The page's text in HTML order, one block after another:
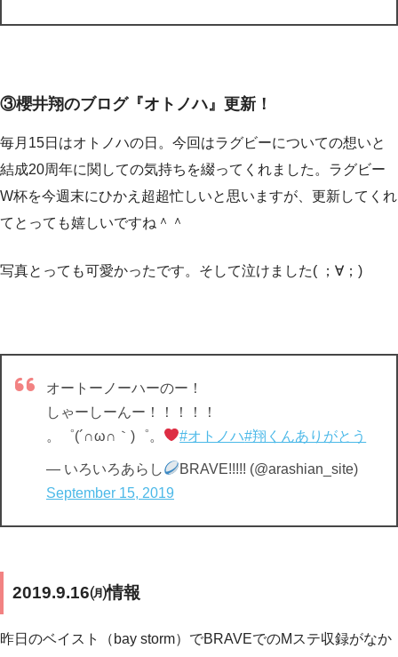
③櫻井翔のブログ『オトノハ』更新！
毎月15日はオトノハの日。今回はラグビーについての想いと
結成20周年に関しての気持ちを綴ってくれました。ラグビー
W杯を今週末にひかえ超超忙しいと思いますが、更新してくれ
てとっても嬉しいですね＾＾
写真とっても可愛かったです。そして泣けました( ；∀；)
オートーノーハーのー！
しゃーしーんー！！！！！
。゜(´∩ω∩｀)゜。
#オトノハ#翔くんありがとう
— いろいろあらし
BRAVE!!!!! (@arashian_site)
September 15, 2019
2019.9.16㈪情報
昨日のベイスト（bay storm）でBRAVEでのMステ収録がなか